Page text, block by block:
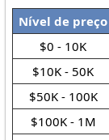
Nível de preço
$0 - 10K
$10K - 50K
$50K - 100K
$100K - 1M